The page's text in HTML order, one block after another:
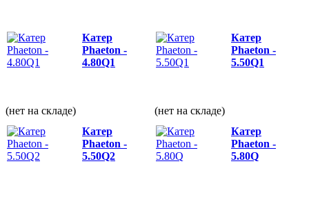
Катер
Phaeton -
4.80Q1
(нет на складе)
Катер
Phaeton -
5.50Q1
(нет на складе)
Катер
Phaeton -
5.50Q2
Катер
Phaeton -
5.80Q